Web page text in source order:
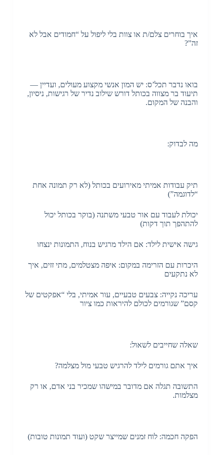
איך בוחרים צלם/ת או צוות בלי ליפול על “חמודים אבל לא
זה”?
בואו נדבר תכל’ס: יש המון אנשי מקצוע מעולים, ועדיין —
תיעוד בר מצווה בכותל דורש שילוב נדיר של רגישות, ניסיון,
והבנה של המקום.
מה לבדוק:
תיק עבודות אמיתי מאירועים בכותל (לא רק תמונה אחת
“לדוגמה”)
יכולת לעבוד עם אור טבעי משתנה (בוקר בכותל יכול
להתהפך תוך דקות)
גישה אישית לילד: אם הילד מרגיש בנוח, התמונות ינצחו
היכרות עם הזרימה במקום: איפה מצטלמים, מתי זזים, איך
לא נתקעים
עריכה נקייה: צבעים טבעיים, עור אמיתי, בלי “אפקטים של
קסם” שגורמים לכולם להיראות כמו ציור
שאלה שחייבים לשאול:
איך אתם גורמים לילד להרגיש טבעי מול מצלמה?
התשובה תגלה אם מדובר במישהו שמכיר בני אדם, או רק
מצלמות.
הפקה חכמה: לוח זמנים שמייצר שקט (ועוד תמונות טובות)